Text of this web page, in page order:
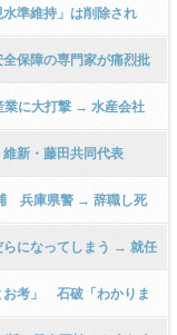
「どこ製？」「中華製か
準維持」は削除され
保障の専門家が痛烈批
業に大打撃 → 水産会社
なると海も…」「メガ
新・藤田共同代表
兵庫県警 → 辞職し死
らになってしまう → 就任
ｗｗｗｗｗｗｗｗｗｗ
お考」 石破「わかりま